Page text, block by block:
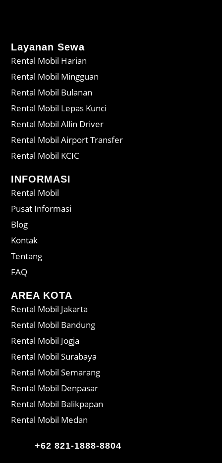
Layanan Sewa
Rental Mobil Harian
Rental Mobil Mingguan
Rental Mobil Bulanan
Rental Mobil Lepas Kunci
Rental Mobil Allin Driver
Rental Mobil Airport Transfer
Rental Mobil KCIC
INFORMASI
Rental Mobil
Pusat Informasi
Blog
Kontak
Tentang
FAQ
AREA KOTA
Rental Mobil Jakarta
Rental Mobil Bandung
Rental Mobil Jogja
Rental Mobil Surabaya
Rental Mobil Semarang
Rental Mobil Denpasar
Rental Mobil Balikpapan
Rental Mobil Medan
+62 821-1888-8804